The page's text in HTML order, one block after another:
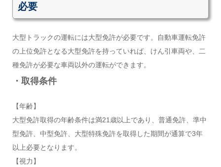
必要
大型トラックの運転には大型免許が必要です。自動車運転免許
の上位免許となる大型免許を持っていれば、けん引車両や、二
種免許が必要な車両以外の運転ができます。
・取得条件
【年齢】
大型免許取得の年齢条件は満21歳以上であり、普通免許、準中
型免許、中型免許、大型特殊免許を取得した期間が通算で3年
以上必要となります。
【視力】